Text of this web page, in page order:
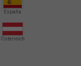
España
Österreich